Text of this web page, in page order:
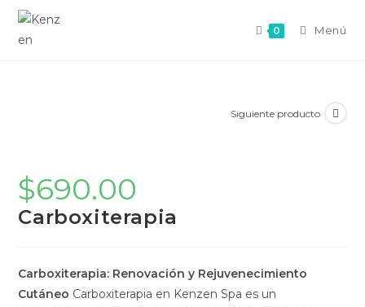
0 Menú
Siguiente producto
$690.00
Carboxiterapia
Carboxiterapia: Renovación y Rejuvenecimiento
Cutáneo Carboxiterapia en Kenzen Spa es un